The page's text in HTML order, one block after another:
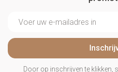
Door op inschrijven te klikken,